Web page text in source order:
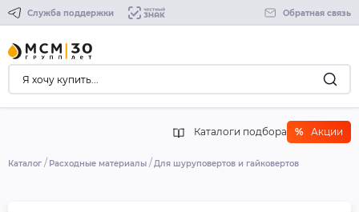
Служба поддержки Обратная связь
Каталоги подбора % Акции
Каталог Расходные материалы Для шуруповертов и гайковертов